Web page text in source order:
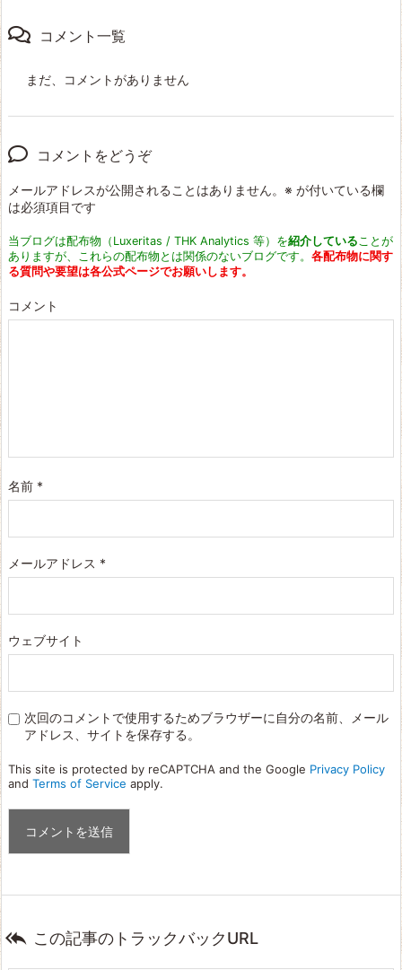
コメント一覧
まだ、コメントがありません
コメントをどうぞ
メールアドレスが公開されることはありません。 ※ が付いている欄
は必須項目です
当ブログは配布物（Luxeritas / THK Analytics 等）を紹介していることが
ありますが、これらの配布物とは関係のないブログです。 各配布物に関す
る質問や要望は各公式ページでお願いします。
コメント
名前 *
メールアドレス *
ウェブサイト
次回のコメントで使用するためブラウザーに自分の名前、メール
アドレス、サイトを保存する。
This site is protected by reCAPTCHA and the Google Privacy Policy
and Terms of Service apply.
 この記事のトラックバックURL